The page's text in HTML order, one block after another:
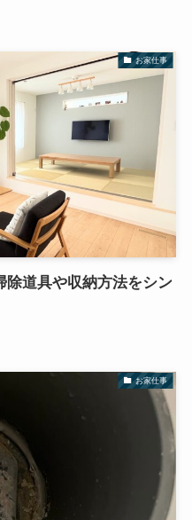
お家仕事
除道具や収納方法をシン
お家仕事